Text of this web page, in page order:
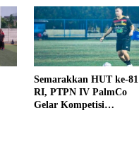
Semarakkan HUT ke-81
RI, PTPN IV PalmCo
Gelar Kompetisi